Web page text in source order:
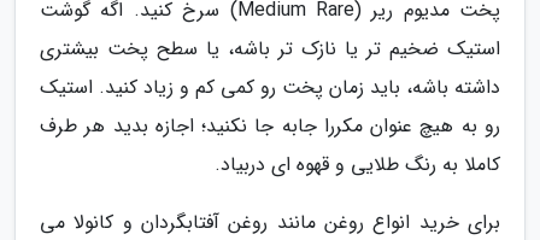
پخت مدیوم ریر (Medium Rare) سرخ کنید. اگه گوشت
استیک ضخیم تر یا نازک تر باشه، یا سطح پخت بیشتری
داشته باشه، باید زمان پخت رو کمی کم و زیاد کنید. استیک
رو به هیچ عنوان مکررا جابه جا نکنید؛ اجازه بدید هر طرف
کاملا به رنگ طلایی و قهوه ای دربیاد.
برای خرید انواع روغن مانند روغن آفتابگردان و کانولا می